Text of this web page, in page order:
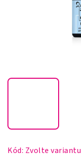
Kód: Zvolte variantu